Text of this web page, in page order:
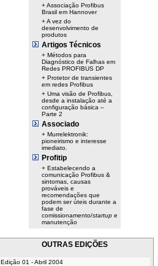
+Associação Profibus
Brasil em Hannover
+A vez do
desenvolvimento de
produtos
Artigos Técnicos
+ Métodos para
Diagnóstico de Falhas em
Redes PROFIBUS DP
+ Protetor de transientes
em redes Profibus
+ Uma visão de Profibus,
desde a instalação até a
configuração básica –
Parte 2
Associado
+ Murrelektronik:
pioneirismo e interesse
imediato.
Profitip
+ Estabelecendo a
comunicação Profibus &
sintomas, causas
prováveis e
recomendações que
podem ser úteis durante a
fase de
comissionamento/startup e
manutenção
OUTRAS EDIÇÕES
Edição 01 - Abril 2004